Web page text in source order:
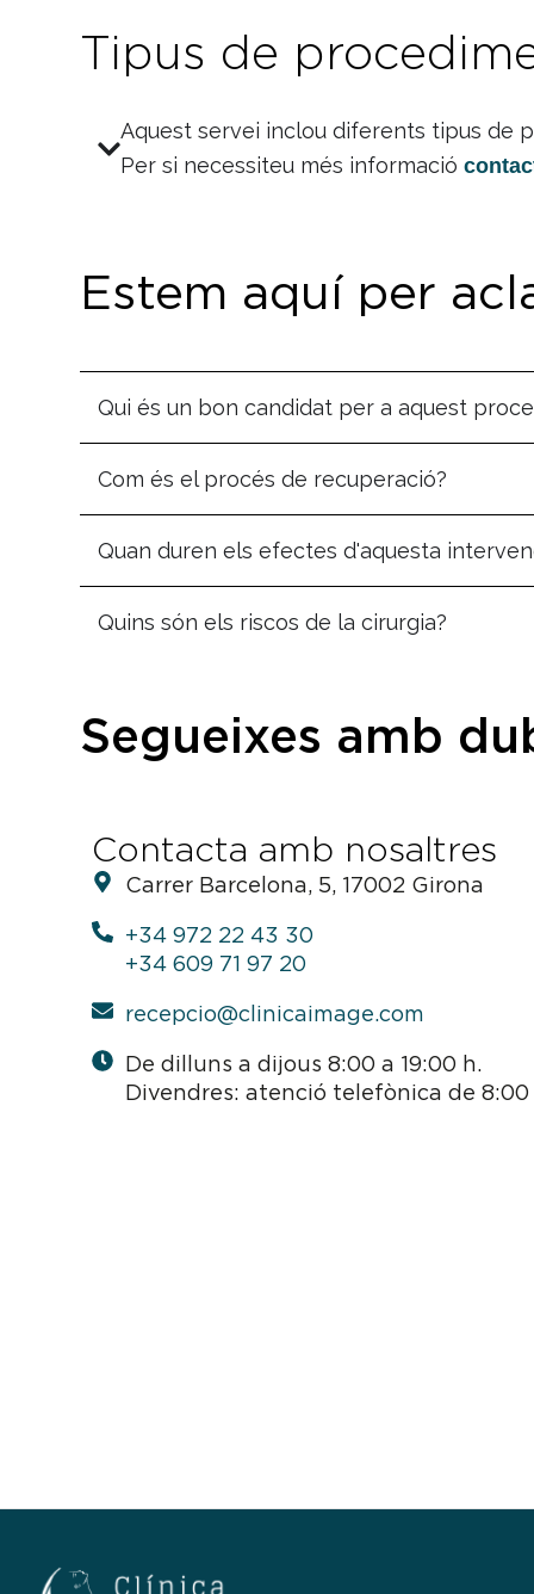
Tipus de
Aquest servei inclou diferents tipus de
Per si necessiteu més informació
Estem aquí per
Qui és un bon candidat per a aquest
Com és el procés de recuperació?
Quan duren els efectes d'aquesta
Quins són els riscos de la cirurgia?
Segueixes amb
Contacta amb nosaltres
Carrer Barcelona, 5, 17002 Girona
+34 972 22 43 30
+34 609 71 97 20
recepcio@clinicaimage.com
De dilluns a dijous 8:00 a 19:00 h.
Divendres: atenció telefònica de 8:00